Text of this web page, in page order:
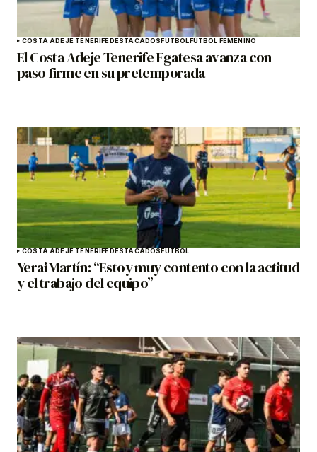
COSTA ADEJE TENERIFEDESTACADOSFÚTBOLFÚTBOL FEMENINO
El Costa Adeje Tenerife Egatesa avanza con
paso firme en su pretemporada
COSTA ADEJE TENERIFEDESTACADOSFÚTBOL
Yerai Martín: “Estoy muy contento con la actitud
y el trabajo del equipo”